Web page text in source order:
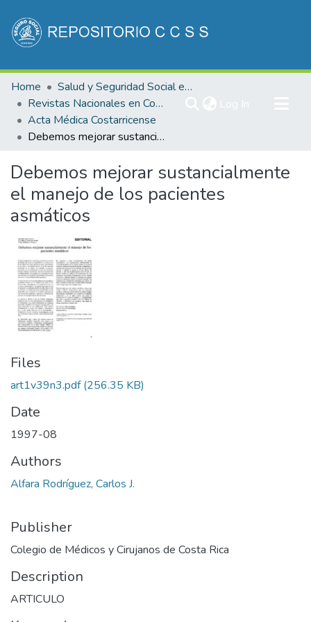
Communities & Collections
All of DSpace
Statistics
Home
Salud y Seguridad Social en Costa Rica
Revistas Nacionales en Costa Rica
Acta Médica Costarricense
Debemos mejorar sustancialmente el manejo de los pacientes asmáticos
Debemos mejorar sustancialmente
el manejo de los pacientes
asmáticos
Files
art1v39n3.pdf(256.35 KB)
Date
1997-08
Authors
Alfara Rodríguez, Carlos J.
Publisher
Colegio de Médicos y Cirujanos de Costa Rica
Description
ARTICULO